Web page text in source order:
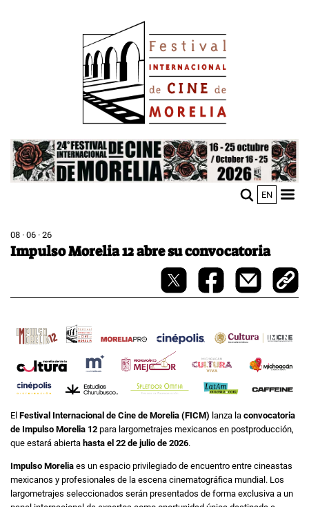
Image
EN
08 · 06 · 26
Impulso Morelia 12 abre su convocatoria
El Festival Internacional de Cine de Morelia (FICM) lanza la convocatoria
de Impulso Morelia 12 para largometrajes mexicanos en postproducción,
que estará abierta hasta el 22 de julio de 2026.
Impulso Morelia es un espacio privilegiado de encuentro entre cineastas
mexicanos y profesionales de la escena cinematográfica mundial. Los
largometrajes seleccionados serán presentados de forma exclusiva a un